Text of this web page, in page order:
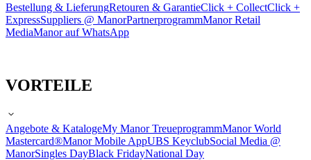
Bestellung & LieferungRetouren & GarantieClick + CollectClick +
ExpressSuppliers @ ManorPartnerprogrammManor Retail
MediaManor auf WhatsApp
VORTEILE
Angebote & KatalogeMy Manor TreueprogrammManor World
Mastercard®Manor Mobile AppUBS KeyclubSocial Media @
ManorSingles DayBlack FridayNational Day